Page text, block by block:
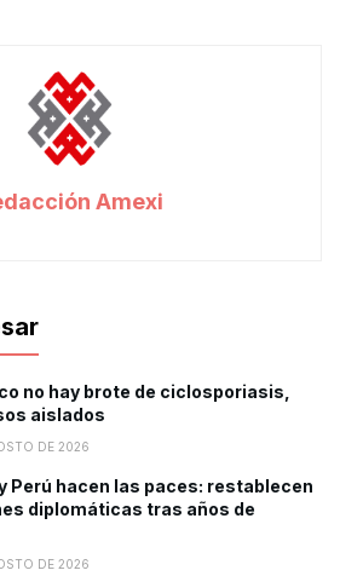
Amexi
no hay brote de ciclosporiasis,
aislados
DE 2026
Perú hacen las paces: restablecen
diplomáticas tras años de
DE 2026